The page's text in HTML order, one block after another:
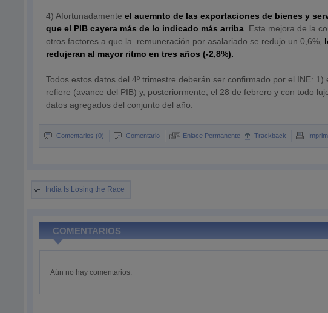
4) Afortunadamenteel auemnto de las exportaciones de bienes y
que el PIB cayera más de lo indicado más arriba . Esta mejora de la
otros factores a que la remuneración por asalariado se redujo un 0,6%,
redujeran al mayor ritmo en tres años (-2,8%).
Todos estos datos del 4º trimestre deberán ser confirmado por el INE:
refiere (avance del PIB) y, posteriormente, el 28 de febrero y con todo
datos agregados del conjunto del año.
Comentarios (0) Comentario Enlace Permanente Trackback
India Is Losing the Race
COMENTARIOS
Aún no hay comentarios.